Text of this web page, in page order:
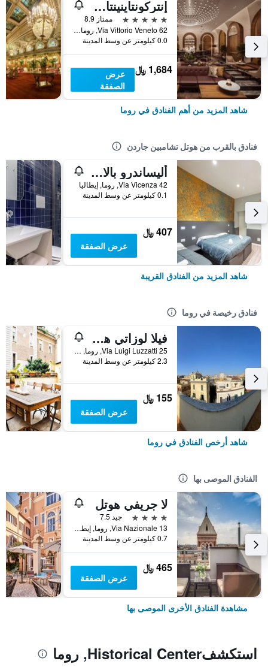
إنتركونتاينينتال روم أمباسشياتوري بالاس باي آيتش جي
5 نجوم
ممتاز 8.9
Via Vittorio Veneto 62, روما, إيطاليا
0.0 كيلومتر عن وسط المدينة
1,684 ﷼
عرض
الصفقة
شاهد المزيد من أهم الفنادق في روما
فنادق بالقرب من هوتل تشامبين جاردن
أليساندرو بالاس آند بار - هوستل
Via Vicenza 42, روما, إيطاليا
0.1 كيلومتر عن وسط المدينة
407 ﷼
عرض الصفقة
شاهد المزيد من الفنادق القريبة
فنادق رخيصة في روما
فيلا لوزاتي هوستل
25 Via Luigi Luzzatti, روما, إيطاليا
2.3 كيلومتر عن وسط المدينة
155 ﷼
عرض الصفقة
شاهد أرخص الفنادق في روما
الفنادق الموصى بها
لا جريفي هوتل
4 نجوم
جيد 7.5
Via Nazionale 13, روما, إيطاليا
0.7 كيلومتر عن وسط المدينة
465 ﷼
عرض الصفقة
مشاهدة الفنادق الأخرى الموصى بها
استكشفHistorical Center, روما